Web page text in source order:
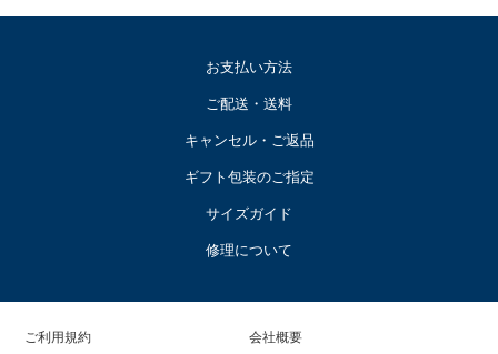
お支払い方法
ご配送・送料
キャンセル・ご返品
ギフト包装のご指定
サイズガイド
修理について
ご利用規約
会社概要